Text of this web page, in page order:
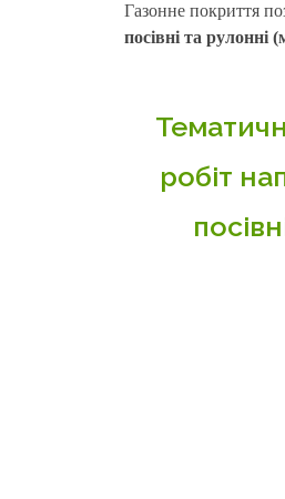
Газонне покриття
посівні та рулонні
робіт